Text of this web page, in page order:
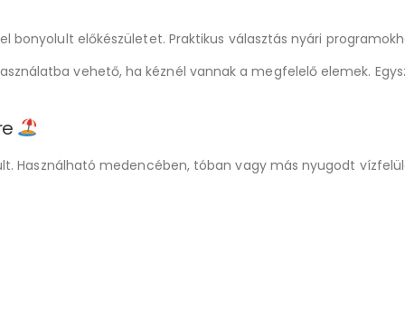
bonyolult előkészületet. Praktikus választás nyári
vehető, ha kéznél vannak a megfelelő elemek.
Használható medencében, tóban vagy más nyugodt